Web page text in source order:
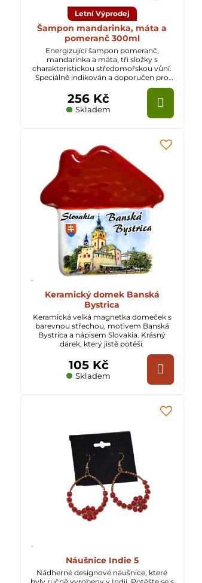
Letní Výprodej
Šampon mandarinka, máta a
pomeranč 300ml
Energizující šampon pomeranč,
mandarinka a máta, tři složky s
charakteristickou středomořskou vůní.
Speciálně indikován a doporučen pro
Skladem
256 Kč
Keramický domek Banská
Bystrica
Keramická velká magnetka domeček s
barevnou střechou, motivem Banská
Bystrica a nápisem Slovakia. Krásný
dárek, který jistě potěší.
Skladem
105 Kč
Náušnice Indie 5
Nádherné designové náušnice, které